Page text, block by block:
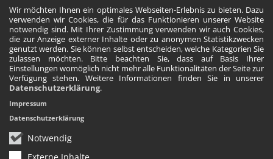
Wir möchten Ihnen ein optimales Webseiten-Erlebnis zu bieten. Dazu
verwenden wir Cookies, die für das Funktionieren unserer Website
notwendig sind. Mit Ihrer Zustimmung verwenden wir auch Cookies,
die zur Anzeige externer Inhalte oder zu anonymen Statistikzwecken
genutzt werden. Sie können selbst entscheiden, welche Kategorien Sie
zulassen möchten. Bitte beachten Sie, dass auf Basis Ihrer
Einstellungen womöglich nicht mehr alle Funktionalitäten der Seite zur
Verfügung stehen. Weitere Informationen finden Sie in unserer
Datenschutzerklärung.
Notwendig
Externe Inhalte
Impressum
Datenschutzerklärung